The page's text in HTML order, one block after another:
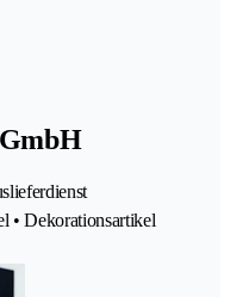
• Dekorationsartikel